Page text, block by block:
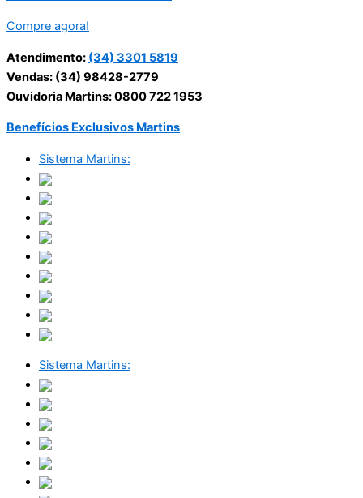
Compre agora!
Atendimento: (34) 3301 5819
Vendas: (34) 98428-2779
Ouvidoria Martins: 0800 722 1953
Benefícios Exclusivos Martins
Sistema Martins:
Sistema Martins: